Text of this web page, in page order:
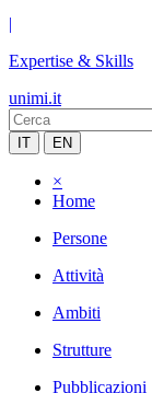
|
Expertise & Skills
unimi.it
IT EN
×
Home
Persone
Attività
Ambiti
Strutture
Pubblicazioni